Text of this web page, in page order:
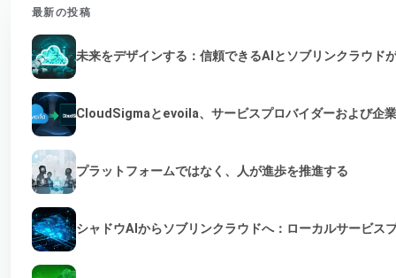
最新の投稿
未来をデザインする：信頼できるAIとソブリンクラウド
CloudSigmaとevoila、サービスプロバイダーおよび企
プラットフォームではなく、人が進歩を推進する
シャドウAIからソブリンクラウドへ：ローカルサービス